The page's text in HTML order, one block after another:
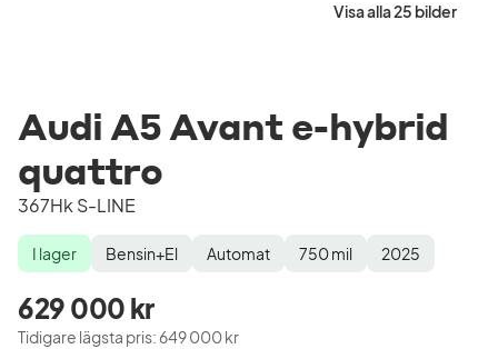
Visa alla 25 bilder
Audi A5 Avant e-hybrid
quattro
367Hk S-LINE
Lagerstatus
I lager
Drivmedel Bensin+El
Växellåda Automat
Mätarställning 750mil
Modellår 2025
629 000 kr
Tidigare lägsta pris: 649 000 kr